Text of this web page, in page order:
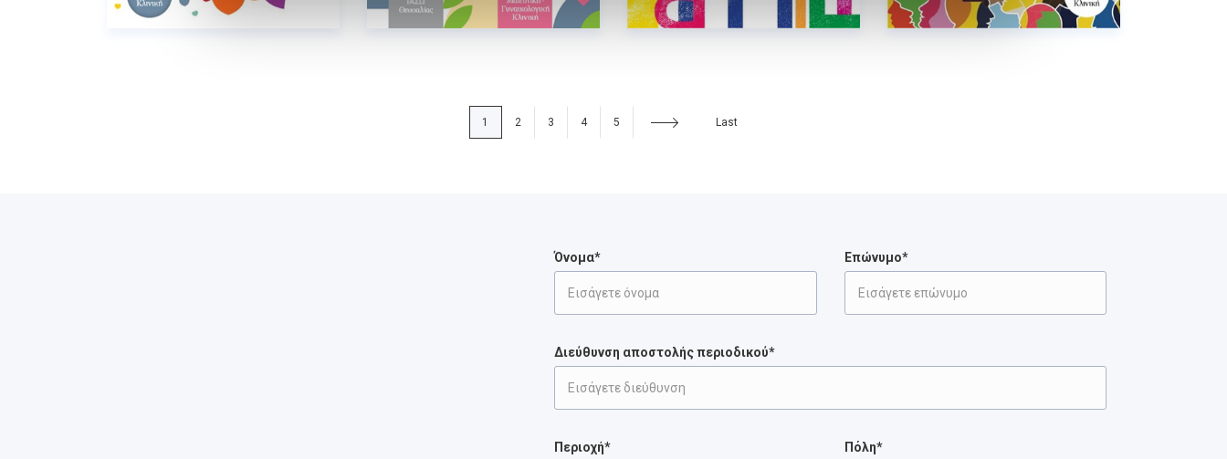
1 2 3 4 5 Last
Όνομα* Επώνυμο*
Διεύθυνση αποστολής περιοδικού*
Περιοχή* Πόλη*